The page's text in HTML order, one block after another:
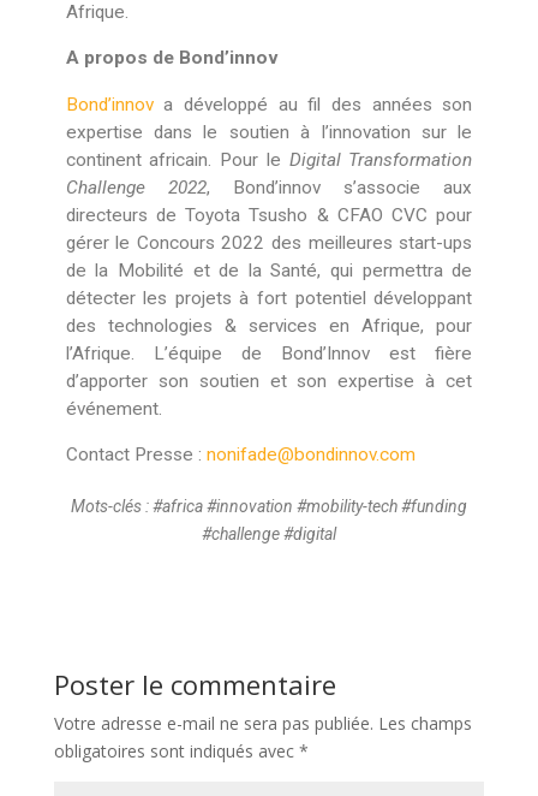
Afrique.
A propos de Bond’innov
Bond’innova développé au fil des années son
expertise dans le soutien à l’innovation sur le
continent africain. Pour le Digital Transformation
Challenge 2022, Bond’innov s’associe aux
directeurs de Toyota Tsusho & CFAO CVC pour
gérer le Concours 2022 des meilleures start-ups
de la Mobilité et de la Santé, qui permettra de
détecter les projets à fort potentiel développant
des technologies & services en Afrique, pour
l’Afrique. L’équipe de Bond’Innov est fière
d’apporter son soutien et son expertise à cet
événement.
Contact Presse : nonifade@bondinnov.com
Mots-clés : #africa #innovation #mobility-tech #funding
#challenge #digital
Poster le commentaire
Votre adresse e-mail ne sera pas publiée. Les champs
obligatoires sont indiqués avec *